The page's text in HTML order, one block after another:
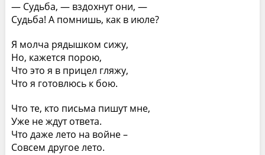
— Судьба, — вздохнут они, —
Судьба! А помнишь, как в июле?
Я молча рядышком сижу,
Но, кажется порою,
Что это я в прицел гляжу,
Что я готовлюсь к бою.
Что те, кто письма пишут мне,
Уже не ждут ответа.
Что даже лето на войне –
Совсем другое лето.